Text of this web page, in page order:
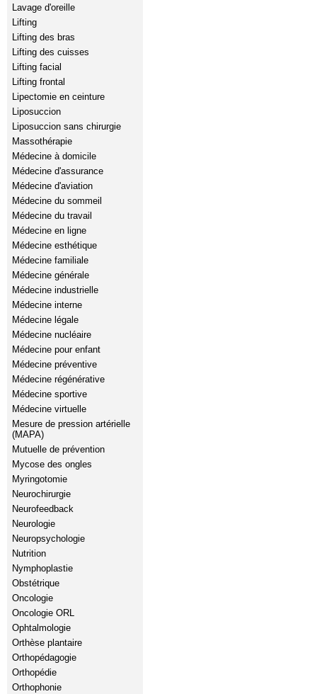
Lavage d'oreille
Lifting
Lifting des bras
Lifting des cuisses
Lifting facial
Lifting frontal
Lipectomie en ceinture
Liposuccion
Liposuccion sans chirurgie
Massothérapie
Médecine à domicile
Médecine d'assurance
Médecine d'aviation
Médecine du sommeil
Médecine du travail
Médecine en ligne
Médecine esthétique
Médecine familiale
Médecine générale
Médecine industrielle
Médecine interne
Médecine légale
Médecine nucléaire
Médecine pour enfant
Médecine préventive
Médecine régénérative
Médecine sportive
Médecine virtuelle
Mesure de pression artérielle
(MAPA)
Mutuelle de prévention
Mycose des ongles
Myringotomie
Neurochirurgie
Neurofeedback
Neurologie
Neuropsychologie
Nutrition
Nymphoplastie
Obstétrique
Oncologie
Oncologie ORL
Ophtalmologie
Orthèse plantaire
Orthopédagogie
Orthopédie
Orthophonie